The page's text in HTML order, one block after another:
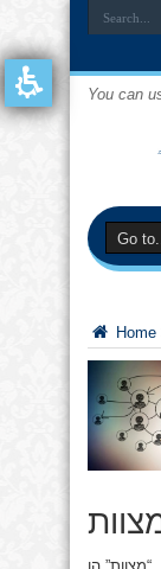
You can
Home